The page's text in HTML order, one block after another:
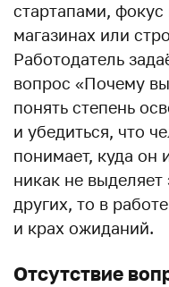
стартапами, фокус
магазинах или
Работодатель
вопрос «Почему
понять степень
и убедиться, что
понимает, куда он
никак не
других, то в
и крах ожиданий.
Отсутствие